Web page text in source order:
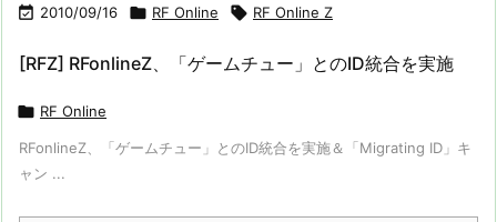
 2010/09/16  RF Online  RF Online Z
[RFZ] RFonlineZ、「ゲームチュー」とのID統合を実施
 RF Online
RFonlineZ、「ゲームチュー」とのID統合を実施＆「Migrating ID」キ
ャン ...